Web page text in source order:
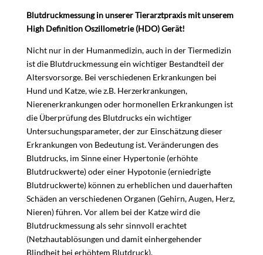
Blutdruckmessung in unserer Tierarztpraxis mit unserem
High Definition Oszillometrie (HDO) Gerät!
Nicht nur in der Humanmedizin, auch in der Tiermedizin
ist die Blutdruckmessung ein wichtiger Bestandteil der
Altersvorsorge. Bei verschiedenen Erkrankungen bei
Hund und Katze, wie z.B. Herzerkrankungen,
Nierenerkrankungen oder hormonellen Erkrankungen ist
die Überprüfung des Blutdrucks ein wichtiger
Untersuchungsparameter, der zur Einschätzung dieser
Erkrankungen von Bedeutung ist. Veränderungen des
Blutdrucks, im Sinne einer Hypertonie (erhöhte
Blutdruckwerte) oder einer Hypotonie (erniedrigte
Blutdruckwerte) können zu erheblichen und dauerhaften
Schäden an verschiedenen Organen (Gehirn, Augen, Herz,
Nieren) führen. Vor allem bei der Katze wird die
Blutdruckmessung als sehr sinnvoll erachtet
(Netzhautablösungen und damit einhergehender
Blindheit bei erhöhtem Blutdruck).